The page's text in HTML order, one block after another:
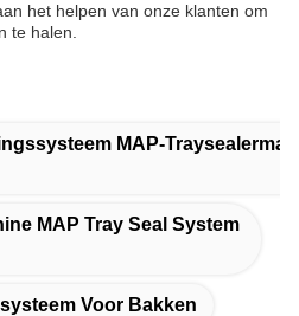
het helpen van onze klanten om
te halen.
MAP-
MAP Tray Seal System
Voor Bakken